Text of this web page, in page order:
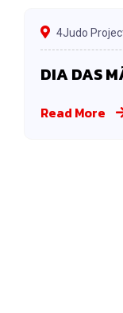
4Judo
DIA DAS
Read More